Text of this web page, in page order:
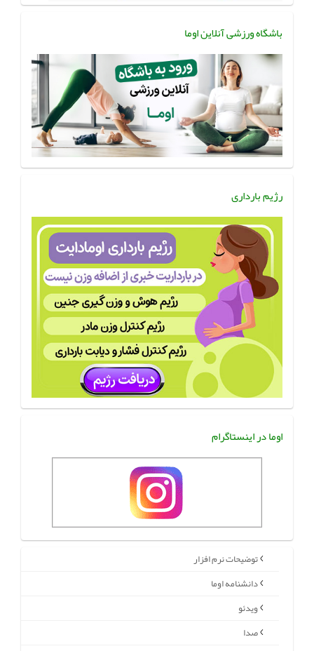
باشگاه ورزشی آنلاین اوما
رژیم بارداری
اوما در اینستاگرام
توضیحات نرم افزار
دانشنامه اوما
ویدئو
صدا